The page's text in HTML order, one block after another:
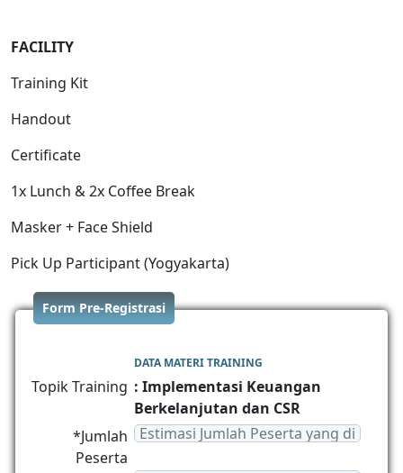
FACILITY
Training Kit
Handout
Certificate
1x Lunch & 2x Coffee Break
Masker + Face Shield
Pick Up Participant (Yogyakarta)
Form Pre-Registrasi
DATA MATERI TRAINING
Topik Training : Implementasi Keuangan
Berkelanjutan dan CSR
*Jumlah
Peserta